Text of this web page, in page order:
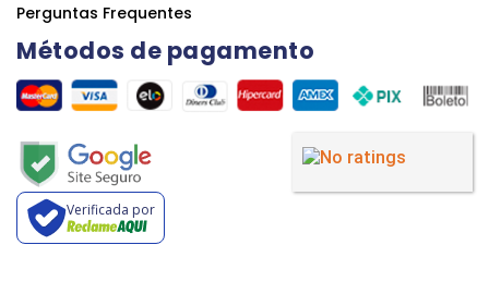
Perguntas Frequentes
Métodos de pagamento
Verificada por